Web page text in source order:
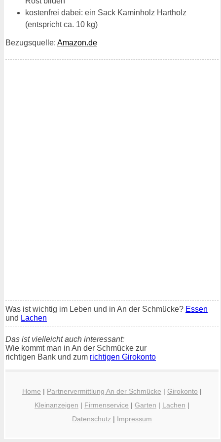
kostenfrei dabei: ein Sack Kaminholz Hartholz
(entspricht ca. 10 kg)
Bezugsquelle: Amazon.de
Was ist wichtig im Leben und in An der Schmücke? Essen
und Lachen
Das ist vielleicht auch interessant:
Wie kommt man in An der Schmücke zur
richtigen Bank und zum richtigen Girokonto
Home | Partnervermittlung An der Schmücke | Girokonto |
Kleinanzeigen | Firmenservice | Garten | Lachen |
Datenschutz | Impressum